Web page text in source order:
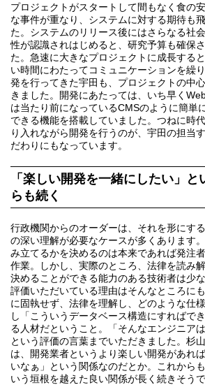
プロジェクトがスタートして間もなく食の
な事件が重なり、システムに対する期待も
た。システムのリリース後にはさらなる社
性が認識されはじめると、研究予算も確保
た。急速に大きなプロジェクトに成長する
い時間にわたってコミュニケーションを繰
発を行ってきた宇田も、プロジェクトの中
きました。開発にあたっては、いち早く
は当たり前になっているCMSのように簡単
できる機能を搭載していました。つねに時
り入れながら開発を行うのが、宇田の担当
だわりにもなっています。
「楽しい開発を一緒にしたい」
らも続く
行政機関からのオーダーは、それを形にす
の深い理解が必要なケースが多くあります
み立てるかを決めるのは本来であれば発注
作業。しかし、実際のところ、法律を読み
決めることができる能力のある技術者は少
評価いただいている理由はそんなところに
に固執せず、法律を理解し、どのような仕
し「こういうデータベース構造にすればで
る人材だということ。「そんなエンジニア
という評価の言葉までいただきました。杉
は、開発業者というより楽しい開発があれ
いなぁ」という関係なのだとか。これから
いう垣根を越えた良い関係が長く続きそう